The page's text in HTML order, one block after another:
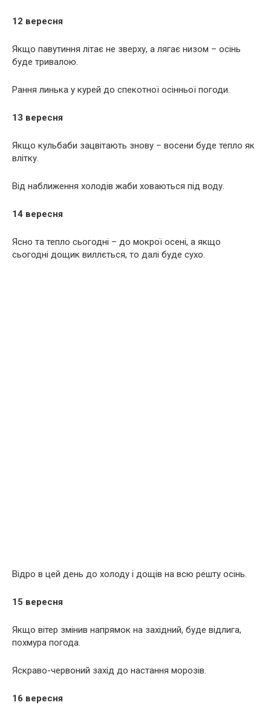
12 вересня
Якщо павутиння літає не зверху, а лягає низом – осінь
буде тривалою.
Рання линька у курей до спекотної осінньої погоди.
13 вересня
Якщо кульбаби зацвітають знову – восени буде тепло як
влітку.
Від наближення холодів жаби ховаються під воду.
14 вересня
Ясно та тепло сьогодні – до мокрої осені, а якщо
сьогодні дощик виллється, то далі буде сухо.
Відро в цей день до холоду і дощів на всю решту осінь.
15 вересня
Якщо вітер змінив напрямок на західний, буде відлига,
похмура погода.
Яскраво-червоний захід до настання морозів.
16 вересня